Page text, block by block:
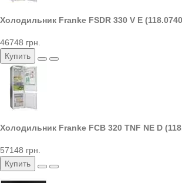
Холодильник Franke FSDR 330 V E
46748 грн.
Купить
Холодильник Franke FCB 320 TNF NE D
57148 грн.
Купить